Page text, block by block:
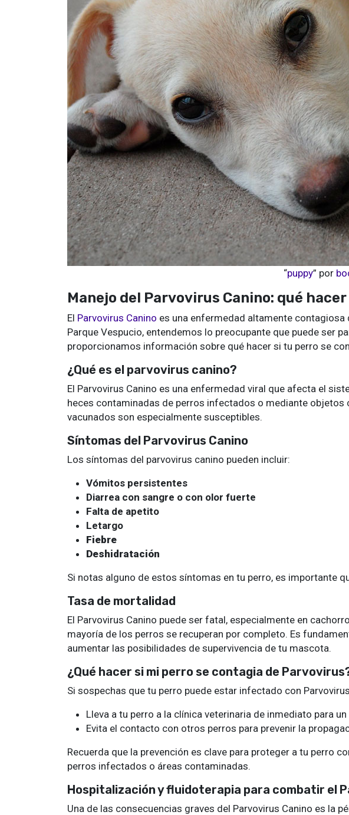
“puppy” por
Manejo del Parvovirus Canino: qué
El Parvovirus Canino es una enfermedad altamente
Parque Vespucio, entendemos lo preocupante que puede ser
proporcionamos información sobre qué hacer si tu perro se
¿Qué es el parvovirus canino?
El Parvovirus Canino es una enfermedad viral que afecta el
heces contaminadas de perros infectados o mediante
vacunados son especialmente susceptibles.
Síntomas del Parvovirus Canino
Los síntomas del parvovirus canino pueden incluir:
Vómitos persistentes
Diarrea con sangre o con olor fuerte
Falta de apetito
Letargo
Fiebre
Deshidratación
Si notas alguno de estos síntomas en tu perro, es importante
Tasa de mortalidad
El Parvovirus Canino puede ser fatal, especialmente en
mayoría de los perros se recuperan por completo. Es
aumentar las posibilidades de supervivencia de tu mascota.
¿Qué hacer si mi perro se contagia de
Si sospechas que tu perro puede estar infectado con
Lleva a tu perro a la clínica veterinaria de inmediato para
Evita el contacto con otros perros para prevenir la
Recuerda que la prevención es clave para proteger a tu perro
perros infectados o áreas contaminadas.
Hospitalización y fluidoterapia para combatir el
Una de las consecuencias graves del Parvovirus Canino es la